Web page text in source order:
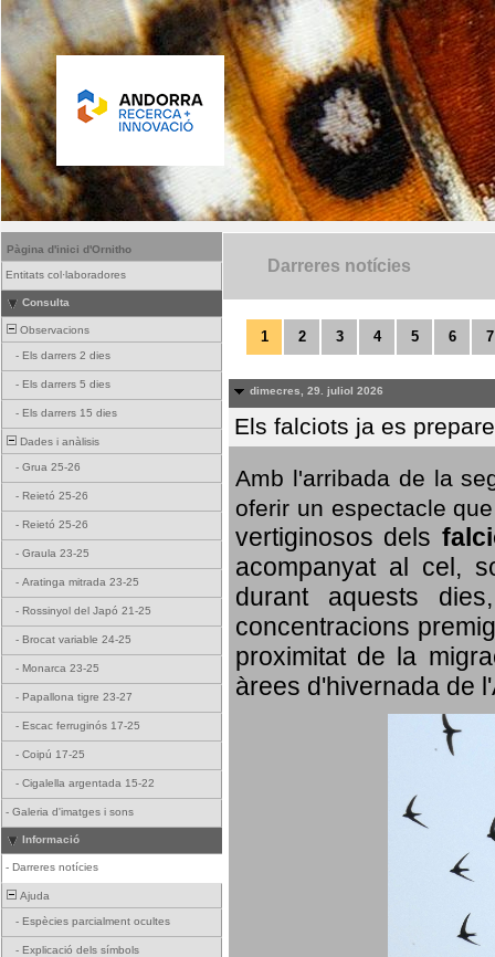
Pàgina d'inici d'Ornitho
Entitats col·laboradores
Consulta
Observacions
- Els darrers 2 dies
- Els darrers 5 dies
- Els darrers 15 dies
Dades i anàlisis
- Grua 25-26
- Reietó 25-26
- Reietó 25-26
- Graula 23-25
- Aratinga mitrada 23-25
- Rossinyol del Japó 21-25
- Brocat variable 24-25
- Monarca 23-25
- Papallona tigre 23-27
- Escac ferruginós 17-25
- Coipú 17-25
- Cigalella argentada 15-22
- Galeria d'imatges i sons
Informació
- Darreres notícies
Ajuda
- Espècies parcialment ocultes
- Explicació dels símbols
Darreres notícies
1 2 3 4 5 6 7
dimecres, 29. juliol 2026
Els falciots ja es
Amb l'arribada de la
oferir un espectacle
vertiginosos dels
acompanyat al cel,
durant aquests
concentracions
proximitat de la
àrees d'hivernada de